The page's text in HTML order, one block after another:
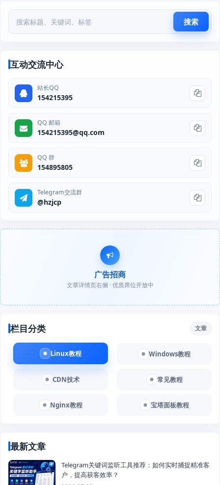
搜索
互动交流中心
站长QQ
154215395
QQ 邮箱
154215395@qq.com
QQ 群
154895805
Telegram交流群
@hzjcp
广告招商
文章详情页右侧 · 优质席位开放中
栏目分类 文章
Linux教程 Windows教程
CDN技术 常见教程
Nginx教程 宝塔面板教程
最新文章
Telegram关键词监听工具推荐：如何实时捕捉精准客
户，提高获客效率？